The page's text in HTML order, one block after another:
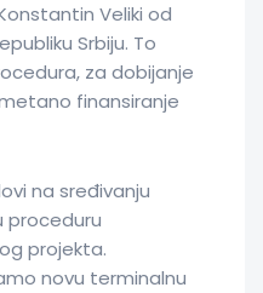
Veliki od
Srbiju. To
za dobijanje
finansiranje
na sređivanju
proceduru
projekta.
novu terminalnu